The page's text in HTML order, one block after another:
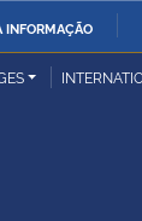
INFORMAÇÃO